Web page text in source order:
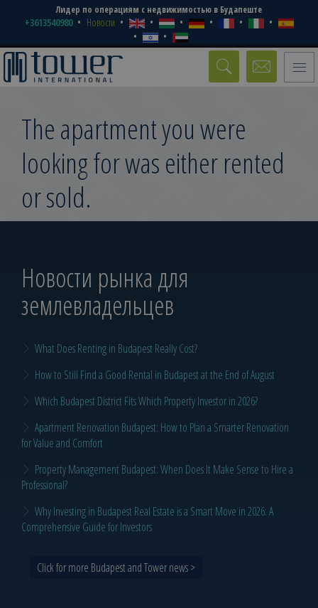
Лидер по операциям с недвижимостью в Будапеште
+3613540980 Новости
Toggle
The apartment you were
looking for was either rented
or sold.
Новости рынка для
землевладельцев
What Does Renting in Budapest Really Cost?
How to Still Find a Good Rental in Budapest at the End of August
Which Budapest District Fits Which Property Investor in 2026?
Apartment Renovation Budapest: How to Plan a Smarter Renovation
for Value and Comfort
Property Management Budapest: When Does It Make Sense to Hire a
Professional?
Why Investing in Budapest Real Estate is a Smart Move in 2026: A
Comprehensive Guide for Investors
Click for more Budapest and Tower news >